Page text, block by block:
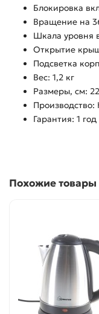
Блокировка
Вращение на
Шкала уровня
Открытие
Подсветка
Вес: 1,2 кг
Размеры, см:
Производство:
Гарантия: 1 год
Похожие товары